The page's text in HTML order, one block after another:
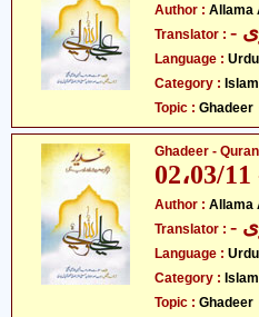
Author : Allama
Translator :
Language : Urdu
Category :
Topic : Ghadeer
Ghadeer -
Author : Allama
Translator :
Language : Urdu
Category :
Topic : Ghadeer